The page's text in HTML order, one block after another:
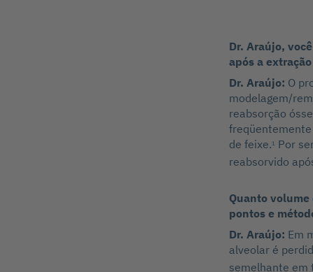
Dr. Araújo,
após a
Dr. Araújo: O
modelagem/
reabsorção
de feixe. 1
Por
reabsorvido
Quanto
pontos e
Dr. Araújo: Em
alveolar é
semelhante em